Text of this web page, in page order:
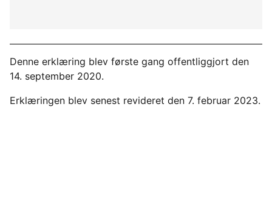
Denne erklæring blev første gang offentliggjort den
14. september 2020.
Erklæringen blev senest revideret den 7. februar 2023.